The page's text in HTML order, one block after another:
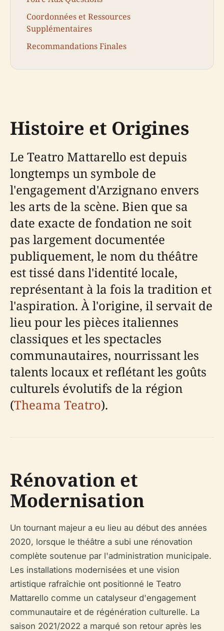
Coordonnées et Ressources
Supplémentaires
Recommandations Finales
Histoire et Origines
Le Teatro Mattarello est depuis
longtemps un symbole de
l'engagement d'Arzignano envers
les arts de la scène. Bien que sa
date exacte de fondation ne soit
pas largement documentée
publiquement, le nom du théâtre
est tissé dans l'identité locale,
représentant à la fois la tradition et
l'aspiration. À l'origine, il servait de
lieu pour les pièces italiennes
classiques et les spectacles
communautaires, nourrissant les
talents locaux et reflétant les goûts
culturels évolutifs de la région
(Theama Teatro).
Rénovation et
Modernisation
Un tournant majeur a eu lieu au début des années
2020, lorsque le théâtre a subi une rénovation
complète soutenue par l'administration municipale.
Les installations modernisées et une vision
artistique rafraîchie ont positionné le Teatro
Mattarello comme un catalyseur d'engagement
communautaire et de régénération culturelle. La
saison 2021/2022 a marqué son retour après les